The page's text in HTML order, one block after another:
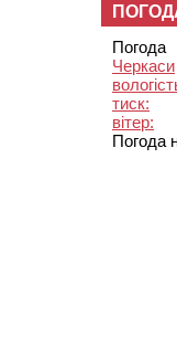
Погода
Черкаси
тиск:
вітер:
Погода